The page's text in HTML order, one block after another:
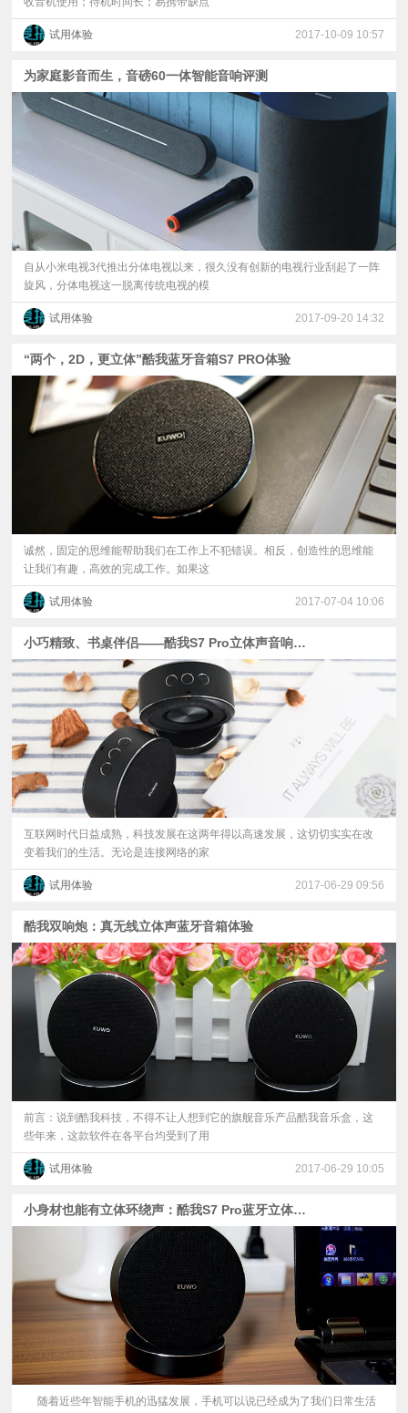
试用体验 2017-10-09 10:57
为家庭影音而生，音磅60一体智能音响评测
自从小米电视3代推出分体电视以来，很久没有创新的电视行业刮起了一阵
旋风，分体电视这一脱离传统电视的模
试用体验 2017-09-20 14:32
“两个，2D，更立体”酷我蓝牙音箱S7 PRO体验
诚然，固定的思维能帮助我们在工作上不犯错误。相反，创造性的思维能
让我们有趣，高效的完成工作。如果这
试用体验 2017-07-04 10:06
小巧精致、书桌伴侣——酷我S7 Pro立体声音响体验
互联网时代日益成熟，科技发展在这两年得以高速发展，这切切实实在改
变着我们的生活。无论是连接网络的家
试用体验 2017-06-29 09:56
酷我双响炮：真无线立体声蓝牙音箱体验
前言：说到酷我科技，不得不让人想到它的旗舰音乐产品酷我音乐盒，这
些年来，这款软件在各平台均受到了用
试用体验 2017-06-29 10:05
小身材也能有立体环绕声：酷我S7 Pro蓝牙立体音箱体验！
随着近些年智能手机的迅猛发展，手机可以说已经成为了我们日常生活